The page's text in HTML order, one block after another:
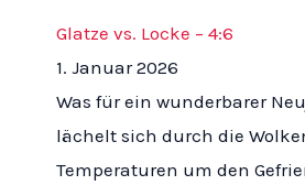
Glatze vs. Locke – 4:6
1. Januar 2026
Was für ein wunderbarer
lächelt sich durch die
Temperaturen um den